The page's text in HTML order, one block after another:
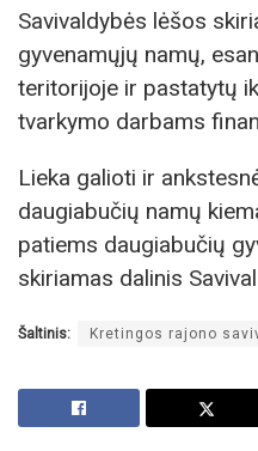
Savivaldybės lėšos
gyvenamųjų namų,
teritorijoje ir pastatytų
tvarkymo darbams
Lieka galioti ir
daugiabučių namų
patiems daugiabučių
skiriamas dalinis
Šaltinis: Kretingos rajono